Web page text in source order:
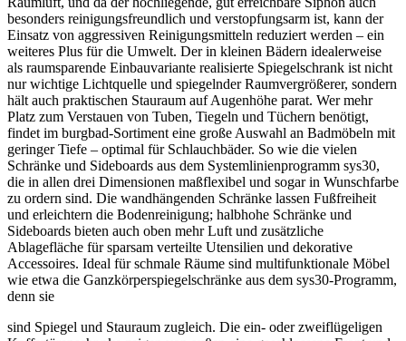
besonders reinigungsfreundlich und verstopfungsarm ist, kann der
Einsatz von aggressiven Reinigungsmitteln reduziert werden – ein
weiteres Plus für die Umwelt. Der in kleinen Bädern idealerweise
als raumsparende Einbauvariante realisierte Spiegelschrank ist nicht
nur wichtige Lichtquelle und spiegelnder Raumvergrößerer, sondern
hält auch praktischen Stauraum auf Augenhöhe parat. Wer mehr
Platz zum Verstauen von Tuben, Tiegeln und Tüchern benötigt,
findet im burgbad-Sortiment eine große Auswahl an Badmöbeln mit
geringer Tiefe – optimal für Schlauchbäder. So wie die vielen
Schränke und Sideboards aus dem Systemlinienprogramm sys30,
die in allen drei Dimensionen maßflexibel und sogar in Wunschfarbe
zu ordern sind. Die wandhängenden Schränke lassen Fußfreiheit
und erleichtern die Bodenreinigung; halbhohe Schränke und
Sideboards bieten auch oben mehr Luft und zusätzliche
Ablagefläche für sparsam verteilte Utensilien und dekorative
Accessoires. Ideal für schmale Räume sind multifunktionale Möbel
wie etwa die Ganzkörperspiegelschränke aus dem sys30-Programm,
denn sie
sind Spiegel und Stauraum zugleich. Die ein- oder zweiflügeligen